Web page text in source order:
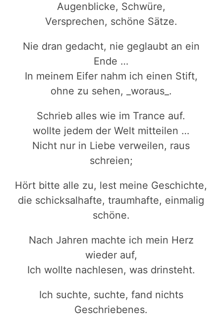
Augenblicke, Schwüre,
Versprechen, schöne Sätze.
Nie dran gedacht, nie geglaubt an ein
Ende …
In meinem Eifer nahm ich einen Stift,
ohne zu sehen, _woraus_.
Schrieb alles wie im Trance auf.
wollte jedem der Welt mitteilen …
Nicht nur in Liebe verweilen, raus
schreien;
Hört bitte alle zu, lest meine Geschichte,
die schicksalhafte, traumhafte, einmalig
schöne.
Nach Jahren machte ich mein Herz
wieder auf,
Ich wollte nachlesen, was drinsteht.
Ich suchte, suchte, fand nichts
Geschriebenes.